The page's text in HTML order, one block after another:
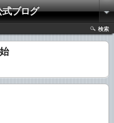
式ブログ
検索